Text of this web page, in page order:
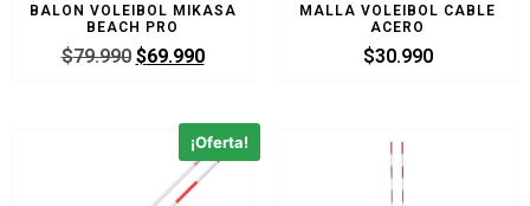
BALON VOLEIBOL MIKASA
BEACH PRO
$79.990 $69.990
MALLA VOLEIBOL CABLE
ACERO
$30.990
¡Oferta!